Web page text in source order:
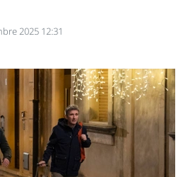
2025 12:31